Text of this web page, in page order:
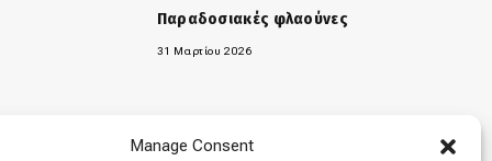
Manage Consent
Παραδοσιακές φλαούνες
31 Μαρτίου 2026
«Μελομακάρονα»